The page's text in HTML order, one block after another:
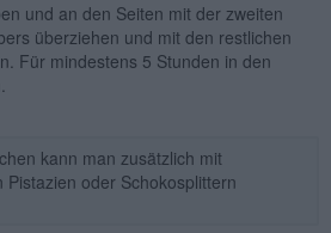
und an den Seiten mit der zweiten
überziehen und mit den restlichen
Für mindestens 5 Stunden in den
kann man zusätzlich mit
oder Schokosplittern